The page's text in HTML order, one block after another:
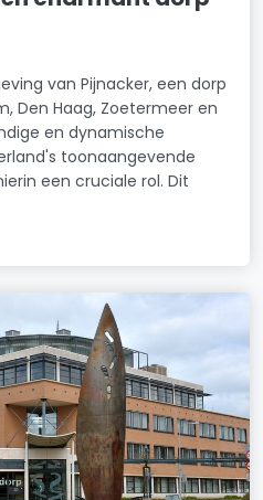
van Pijnacker, een dorp
Den Haag, Zoetermeer en
en dynamische
toonaangevende
een cruciale rol. Dit